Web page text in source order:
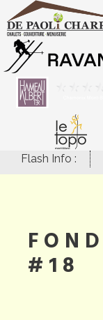
Flash Info :
#18